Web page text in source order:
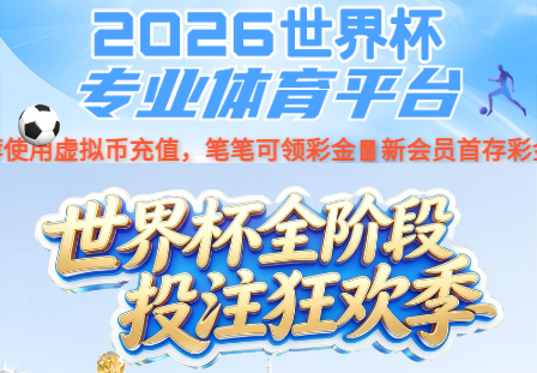
CQ9(电子中国)官方网站